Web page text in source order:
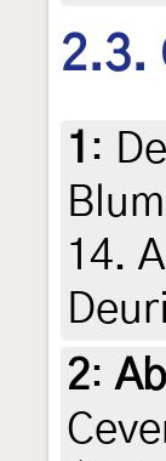
2.3.
1 :
14.
2: